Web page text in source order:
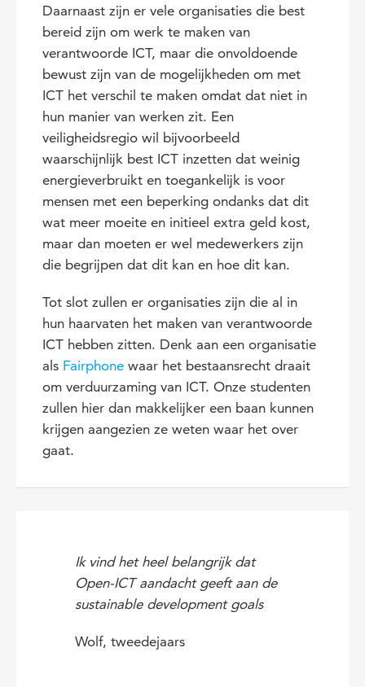
Daarnaast zijn er vele organisaties die best
bereid zijn om werk te maken van
verantwoorde ICT, maar die onvoldoende
bewust zijn van de mogelijkheden om met
ICT het verschil te maken omdat dat niet in
hun manier van werken zit. Een
veiligheidsregio wil bijvoorbeeld
waarschijnlijk best ICT inzetten dat weinig
energieverbruikt en toegankelijk is voor
mensen met een beperking ondanks dat dit
wat meer moeite en initieel extra geld kost,
maar dan moeten er wel medewerkers zijn
die begrijpen dat dit kan en hoe dit kan.
Tot slot zullen er organisaties zijn die al in
hun haarvaten het maken van verantwoorde
ICT hebben zitten. Denk aan een organisatie
als Fairphone waar het bestaansrecht draait
om verduurzaming van ICT. Onze studenten
zullen hier dan makkelijker een baan kunnen
krijgen aangezien ze weten waar het over
gaat.
Ik vind het heel belangrijk dat
Open-ICT aandacht geeft aan de
sustainable development goals
Wolf, tweedejaars